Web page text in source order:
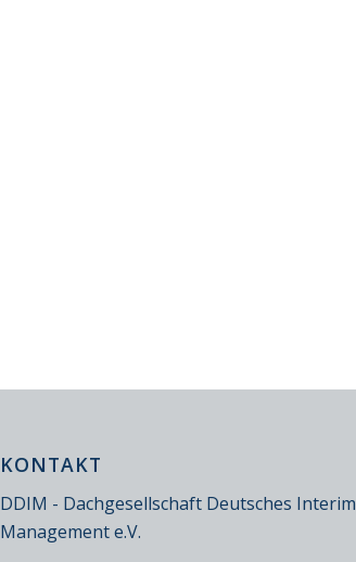
KONTAKT
DDIM - Dachgesellschaft Deutsches Interim
Management e.V.